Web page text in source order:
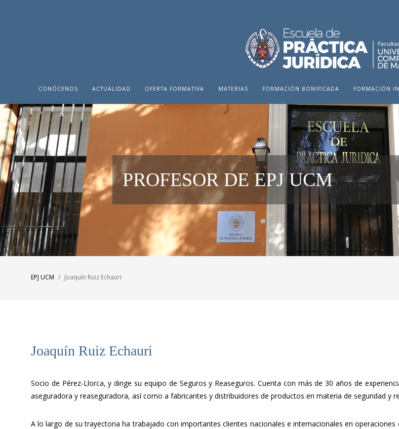
CONÓCENOS ACTUALIDAD OFERTA FORMATIVA MATERIAS FORMACIÓN BONIFICADA FORMACIÓN
PROFESOR DE EPJ UCM
EPJ UCM Joaquín Ruiz Echauri
Joaquín Ruiz Echauri
Socio de Pérez-Llorca, y dirige su equipo de Seguros y Reaseguros. Cuenta con más de 30 años de
aseguradora y reaseguradora, así como a fabricantes y distribuidores de productos en materia de seguridad
A lo largo de su trayectoria ha trabajado con importantes clientes nacionales e internacionales en